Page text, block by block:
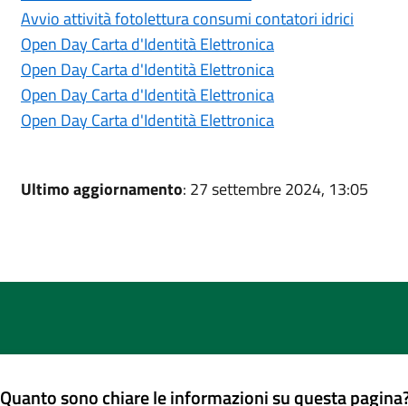
Avvio attività fotolettura consumi contatori idrici
Open Day Carta d'Identità Elettronica
Open Day Carta d'Identità Elettronica
Open Day Carta d'Identità Elettronica
Open Day Carta d'Identità Elettronica
Ultimo aggiornamento: 27 settembre 2024, 13:05
Quanto sono chiare le informazioni su questa